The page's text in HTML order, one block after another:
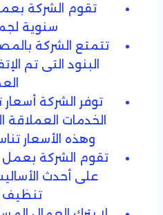
تقوم الشركة
سنوية
تتمتع الشركة
البنود التى تم
توفر الشركة
الخدمات العملاقة
وهذه الأسعار
تقوم الشركة بعمل
على أحدث
تنظيف